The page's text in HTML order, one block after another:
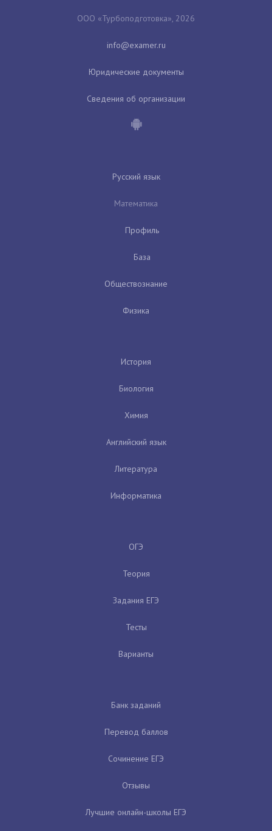
ООО «Турбоподготовка», 2026
Юридические документы
Сведения об организации
Русский язык
Математика
Профиль
База
Обществознание
Физика
История
Биология
Химия
Английский язык
Литература
Информатика
ОГЭ
Теория
Задания ЕГЭ
Тесты
Варианты
Банк заданий
Перевод баллов
Сочинение ЕГЭ
Отзывы
Лучшие онлайн-школы ЕГЭ